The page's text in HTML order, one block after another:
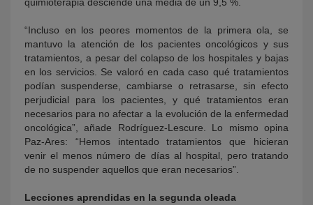
“Incluso en los peores momentos de la primera ola, se
mantuvo la atención de los pacientes oncológicos y sus
tratamientos, a pesar del colapso de los hospitales y bajas
en los servicios. Se valoró en cada caso qué tratamientos
podían suspenderse, cambiarse o retrasarse, sin efecto
perjudicial para los pacientes, y qué tratamientos eran
necesarios para no afectar a la evolución de la enfermedad
oncológica”, añade Rodríguez-Lescure. Lo mismo opina
Paz-Ares: “Hemos intentado tratamientos que hicieran
venir el menos número de días al hospital, pero tratando
de no suspender aquellos que eran necesarios”.
Lecciones aprendidas en la segunda oleada